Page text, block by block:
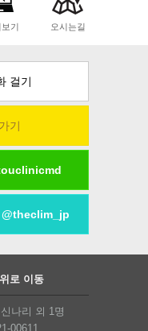
보기 오시는길
걸기
기
@theclim_jp
로 이동
나리 외 1명
00611